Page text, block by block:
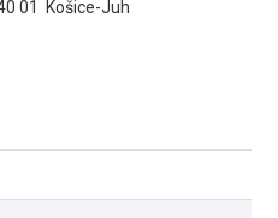
01 Košice-Juh